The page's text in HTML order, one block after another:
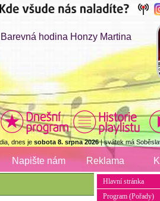
hodina Honzy Martina
dnes je sobota 8. srpna 2026| svátek má
Napište nám Reklama
Hlavní stránka
Program (Pořady)